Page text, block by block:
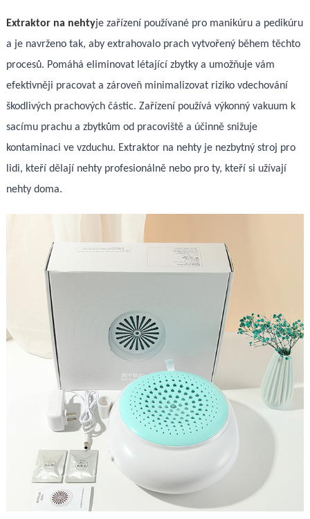
Extraktor na nehtyje zařízení používané pro manikúru a pedikúru
a je navrženo tak, aby extrahovalo prach vytvořený během těchto
procesů. Pomáhá eliminovat létající zbytky a umožňuje vám
efektivněji pracovat a zároveň minimalizovat riziko vdechování
škodlivých prachových částic. Zařízení používá výkonný vakuum k
sacímu prachu a zbytkům od pracoviště a účinně snižuje
kontaminaci ve vzduchu. Extraktor na nehty je nezbytný stroj pro
lidi, kteří dělají nehty profesionálně nebo pro ty, kteří si užívají
nehty doma.